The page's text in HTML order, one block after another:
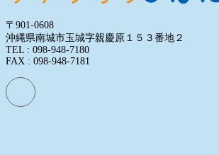
〒901-0608
沖縄県南城市玉城字親慶原１５３番地２
TEL : 098-948-7180
FAX : 098-948-7181